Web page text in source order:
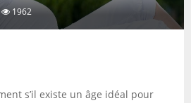
1962
s’il existe un âge idéal pour